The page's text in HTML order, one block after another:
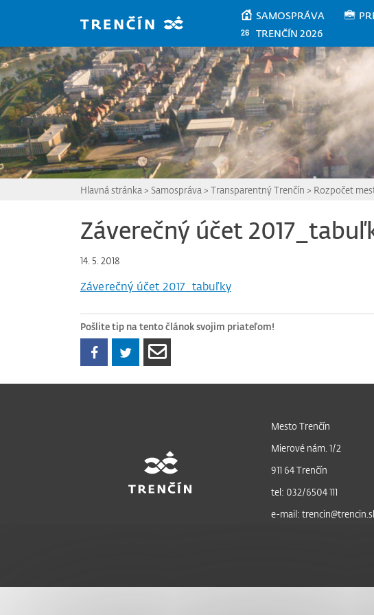
SAMOSPRÁVA
TRENČÍN 2026
Hlavná stránka > Samospráva > Transparentný Trenčín > Rozpočet
Záverečný účet
14. 5. 2018
Záverečný účet 2017_tabuľky
Pošlite tip na tento článok svojim priateľom!
Mesto Trenčín
Mierové nám. 1/2
911 64 Trenčín
tel: 032/6504 111
e-mail: